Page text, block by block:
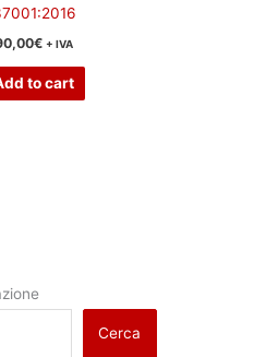
€ + IVA
to cart
Cerca